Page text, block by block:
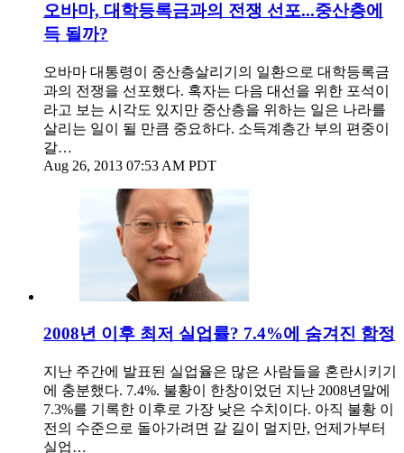
오바마, 대학등록금과의 전쟁 선포...중산층에
득 될까?
오바마 대통령이 중산층살리기의 일환으로 대학등록금
과의 전쟁을 선포했다. 혹자는 다음 대선을 위한 포석이
라고 보는 시각도 있지만 중산층을 위하는 일은 나라를
살리는 일이 될 만큼 중요하다. 소득계층간 부의 편중이
갈…
Aug 26, 2013 07:53 AM PDT
2008년 이후 최저 실업률? 7.4%에 숨겨진 함정
지난 주간에 발표된 실업율은 많은 사람들을 혼란시키기
에 충분했다. 7.4%. 불황이 한창이었던 지난 2008년말에
7.3%를 기록한 이후로 가장 낮은 수치이다. 아직 불황 이
전의 수준으로 돌아가려면 갈 길이 멀지만, 언제가부터
실업…